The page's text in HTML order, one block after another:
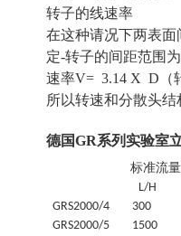
转子的线速率
在这种请况下两表
定-转子的间距范围
速率V= 3.14 X D（
所以转速和分散头
德国GR系列实验室
标准流量
L/H
GRS2000/4 300
GRS2000/5
1500